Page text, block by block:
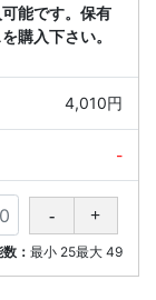
能です。保有
購入下さい。
4,010円
-
： 最小 25最大 49